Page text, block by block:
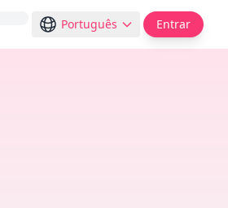
Português Entrar